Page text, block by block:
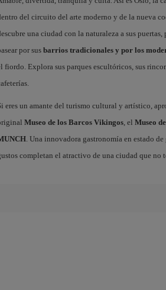
del circuito del arte moderno y de la nueva
una ciudad con la naturaleza a sus
por susbarrios tradicionales y por los
fiordo. Explora sus parques escultóricos, sus
eres un amante del turismo cultural y artístico,
Museo de los Barcos Vikingos, el Museo
. Una innovadora gastronomía en estado
completan el atractivo de una ciudad que no